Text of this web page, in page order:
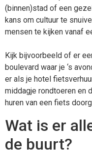
(binnen)stad of een
kans om cultuur te
mensen te kijken vanaf
Kijk bijvoorbeeld of er
boulevard waar je ‘s
er als je hotel
middagje rondtoeren en
huren van een fiets
Wat is er
de buurt?